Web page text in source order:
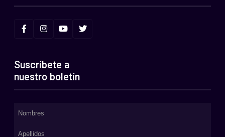
Suscríbete a
nuestro boletín